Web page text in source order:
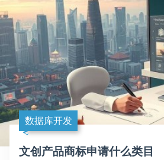
数据库开发
文创产品商标申请什么类目